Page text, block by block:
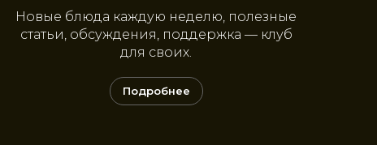
Новые блюда каждую неделю, полезные
статьи, обсуждения, поддержка — клуб
для своих.
Подробнее